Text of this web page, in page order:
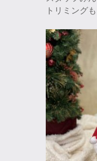
トリミング